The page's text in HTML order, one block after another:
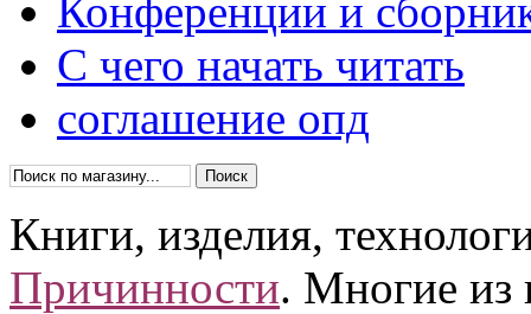
Конференции и
С чего начать читать
соглашение опд
Книги, изделия,
Причинности. Многие из